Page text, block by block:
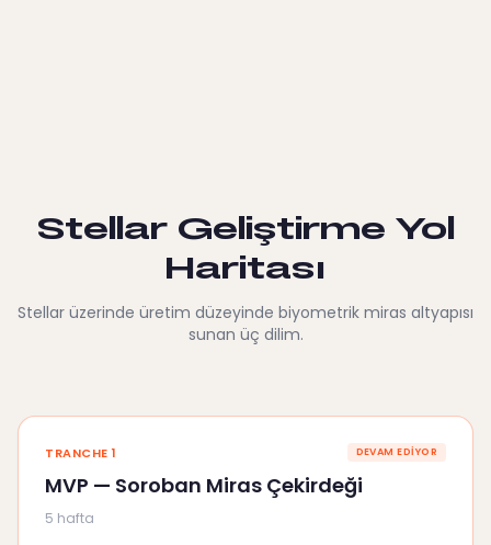
Stellar Geliştirme Yol
Haritası
Stellar üzerinde üretim düzeyinde biyometrik miras altyapısı
sunan üç dilim.
TRANCHE 1 DEVAM EDIYOR
MVP — Soroban Miras Çekirdeği
5 hafta